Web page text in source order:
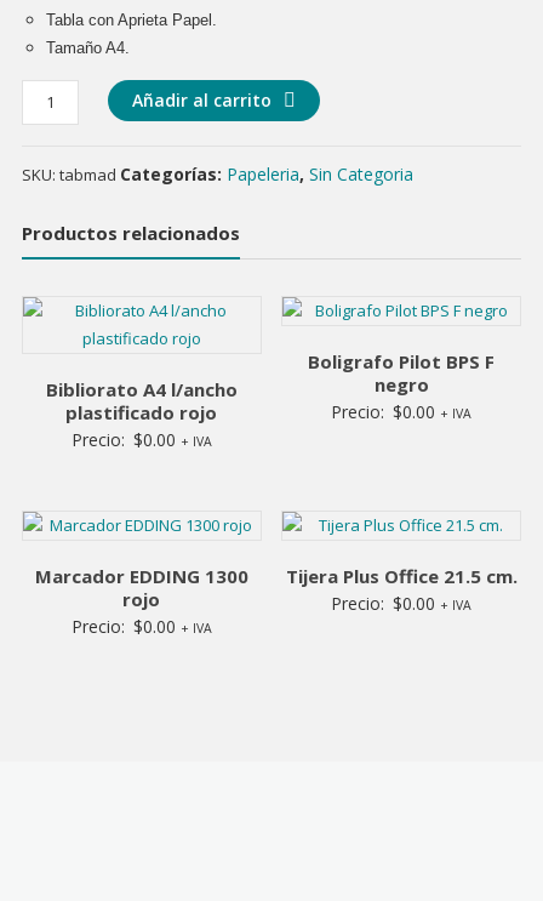
Tabla con Aprieta Papel.
Tamaño A4.
Tabla
de
A4
cantidad
Añadir al carrito
SKU: tabmad Categorías: Papeleria, Sin Categoria
Productos relacionados
Bibliorato A4 l/ancho
plastificado rojo
Precio: $0.00 + IVA
Boligrafo Pilot BPS F
negro
Precio: $0.00 + IVA
Marcador EDDING 1300
rojo
Precio: $0.00 + IVA
Tijera Plus Office 21.5 cm.
Precio: $0.00 + IVA